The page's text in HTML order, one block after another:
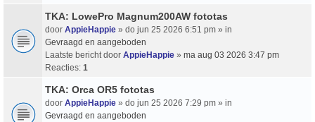
TKA: LowePro Magnum200AW fototas
door AppieHappie » do jun 25 2026 6:51 pm » in
Gevraagd en aangeboden
Laatste bericht door AppieHappie » ma aug 03 2026 3:47 pm
Reacties: 1
TKA: Orca OR5 fototas
door AppieHappie » do jun 25 2026 7:29 pm » in
Gevraagd en aangeboden